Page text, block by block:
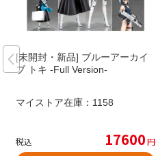
[未開封・新品] ブルーアーカイ
ブ トキ -Full Version-
マイストア在庫： 1158
税込 17600円